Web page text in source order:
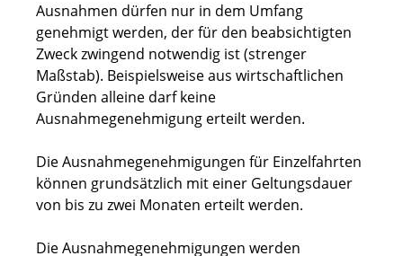
Ausnahmen dürfen nur in dem Umfang
genehmigt werden, der für den beabsichtigten
Zweck zwingend notwendig ist (strenger
Maßstab). Beispielsweise aus wirtschaftlichen
Gründen alleine darf keine
Ausnahmegenehmigung erteilt werden.
Die Ausnahmegenehmigungen für Einzelfahrten
können grundsätzlich mit einer Geltungsdauer
von bis zu zwei Monaten erteilt werden.
Die Ausnahmegenehmigungen werden